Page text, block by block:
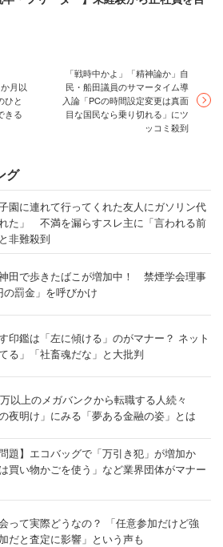
月以
ひと
きる
「戦時中かよ」「精神論か」自
民・船田議員のサマータイム導
入論「PCの時間設定変更は真面
目な国民なら乗り切れる」にツ
ッコミ殺到
グ
園に連れて行ってくれた友人にガソリン代
た」 不満を漏らすスレ主に「言われる前
非難殺到
田で歩きたばこが増加中！ 禁煙学会理事
の罰金」を呼びかけ
印鑑は「左に傾ける」のがマナー？ ネット
る」「社畜魂だな」と大批判
以上のメガバンクから転職する人続々
夜明け」にみる「夢ある金融の姿」とは
問題】エコバッグで「万引き犯」が増加か
買い物かごを使う」など業界団体がマナー
って実際どうなの？ 「任意参加だけど強
だと査定に影響」という声も